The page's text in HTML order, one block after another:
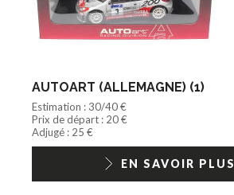
AUTOART (ALLEMAGNE) (1)
Estimation : 30/40 €
Prix de départ : 20 €
Adjugé : 25 €
EN SAVOIR PLUS